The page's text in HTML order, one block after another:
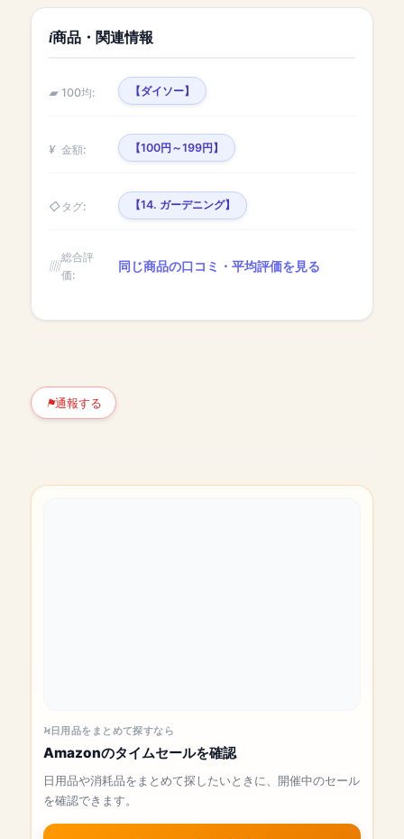
商品・関連情報
100均: 【ダイソー】
金額: 【100円～199円】
タグ: 【14. ガーデニング】
総合評
価:
同じ商品の口コミ・平均評価を見る
通報する
日用品をまとめて探すなら
Amazonのタイムセールを確認
日用品や消耗品をまとめて探したいときに、開催中のセール
を確認できます。